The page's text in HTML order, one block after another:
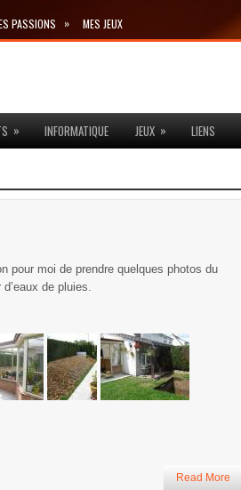
PASSIONS » MES JEUX
» INFORMATIQUE JEUX » LIENS
pour moi de prendre quelques photos du
de pluies.
Read More